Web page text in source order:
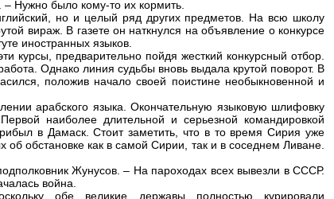
Нужно было кому-то их кормить.
но и целый ряд других предметов. На всю школу
вираж. В газете он наткнулся на объявление о конкурсе
иностранных языков.
предварительно пойдя жесткий конкурсный отбор.
Однако линия судьбы вновь выдала крутой поворот. В
положив начало своей поистине необыкновенной и
арабского языка. Окончательную языковую шлифовку
наиболее длительной и серьезной командировкой
в Дамаск. Стоит заметить, что в то время Сирия уже
обстановке как в самой Сирии, так и в соседнем Ливане.
Жунусов. – На пароходах всех вывезли в СССР.
война.
обе великие державы полностью курировали